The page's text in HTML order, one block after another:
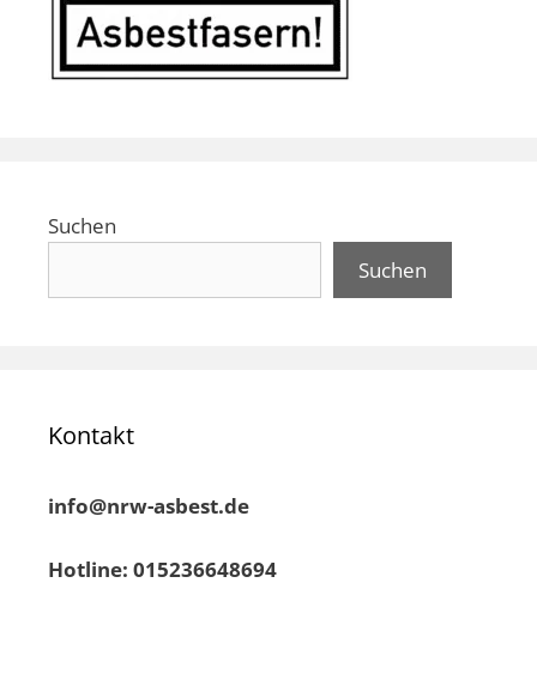
Suchen
Suchen
Kontakt
info@nrw-asbest.de
Hotline: 015236648694